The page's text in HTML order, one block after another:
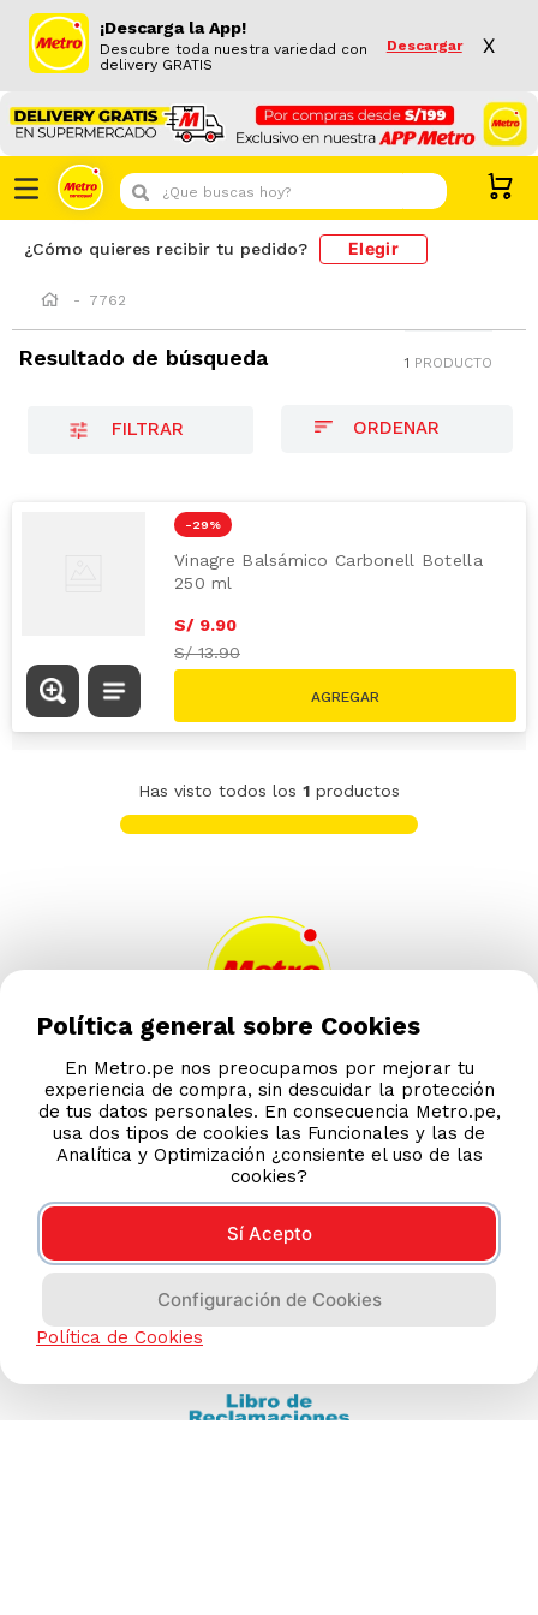
¡Descarga la App!
Descubre toda nuestra variedad con
delivery GRATIS
Descargar X
¿Que buscas hoy?
¿Cómo quieres recibir tu pedido? Elegir
7762
Resultado de búsqueda 1 PRODUCTO
FILTRAR
-29 %
Vinagre Balsámico Carbonell Botella
250 ml
S/ 9.90
S/13.90
Has visto todos los 1 productos
AYUDA CALLCENTER
(511) 613-8888
TIENDAS ONLINE
NOSOTROS
CONTÁCTANOS
Política general sobre Cookies
En Metro.pe nos preocupamos por mejorar tu
experiencia de compra, sin descuidar la protección
de tus datos personales. En consecuencia Metro.pe,
usa dos tipos de cookies las Funcionales y las de
Analítica y Optimización ¿consiente el uso de las
cookies?
Sí Acepto
Configuración de Cookies
Política de Cookies